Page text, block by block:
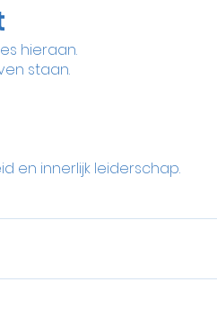
hieraan.
staan.
en innerlijk leiderschap.